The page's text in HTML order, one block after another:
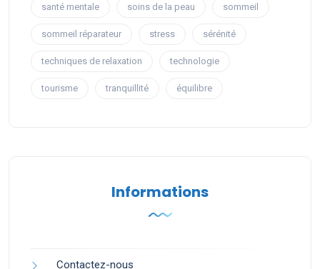
santé mentale soins de la peau sommeil
sommeil réparateur stress sérénité
techniques de relaxation technologie
tourisme tranquillité équilibre
Informations
Contactez-nous